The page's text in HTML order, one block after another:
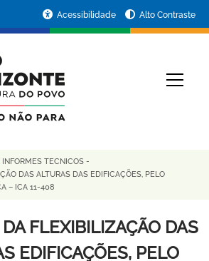
Acessibilidade Alto Contraste
INFORMES TECNICOS -
DAS ALTURAS DAS EDIFICAÇÕES, PELO
– ICA 11-408
FLEXIBILIZAÇÃO DAS
EDIFICAÇÕES, PELO